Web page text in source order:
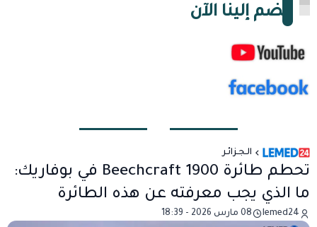
انضم إلينا الآن
الـجـزائـر
تحطم طائرة Beechcraft 1900 في بوفاريك:
ما الذي يجب معرفته عن هذه الطائرة
lemed24 08 مارس 2026 - 18:39